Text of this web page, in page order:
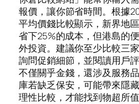
報價，讓你節省時間。根據
平均價錢比較顯示，新界地
省下25%的成本，但港島的
外投資。建議你至少比較三
詢問促銷細節，並閱讀用戶
不僅關乎金錢，還涉及服務
庫若缺乏保安，可能帶來隱
理性比較，才能找到物超所值